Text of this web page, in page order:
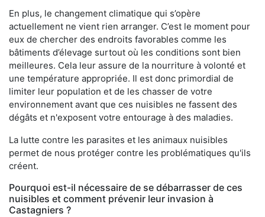
En plus, le changement climatique qui s’opère
actuellement ne vient rien arranger. C’est le moment pour
eux de chercher des endroits favorables comme les
bâtiments d’élevage surtout où les conditions sont bien
meilleures. Cela leur assure de la nourriture à volonté et
une température appropriée. Il est donc primordial de
limiter leur population et de les chasser de votre
environnement avant que ces nuisibles ne fassent des
dégâts et n'exposent votre entourage à des maladies.
La lutte contre les parasites et les animaux nuisibles
permet de nous protéger contre les problématiques qu'ils
créent.
Pourquoi est-il nécessaire de se débarrasser de ces
nuisibles et comment prévenir leur invasion à
Castagniers ?